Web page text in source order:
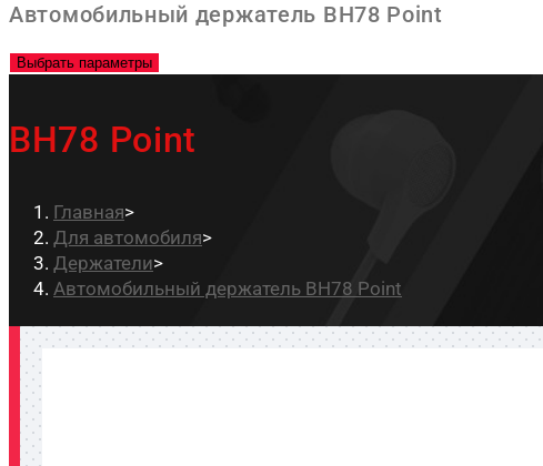
Автомобильный держатель BH78 Point
Выбрать параметры
BH78 Point
Главная>
Для автомобиля>
Держатели>
Автомобильный держатель BH78 Point